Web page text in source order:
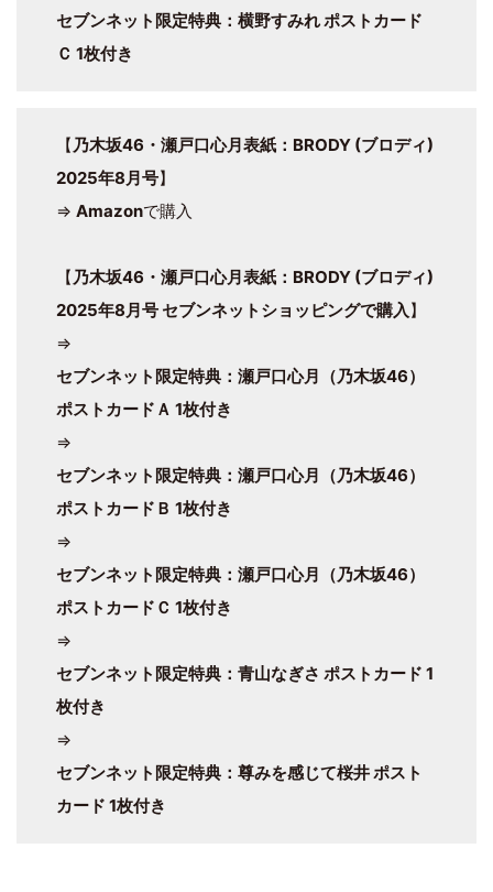
セブンネット限定特典：横野すみれ ポストカード
Ｃ 1枚付き
【乃木坂46・瀬戸口心月表紙：BRODY (ブロディ)
2025年8月号】
⇒ Amazonで購入
【乃木坂46・瀬戸口心月表紙：BRODY (ブロディ)
2025年8月号 セブンネットショッピングで購入】
⇒
セブンネット限定特典：瀬戸口心月（乃木坂46）
ポストカードＡ 1枚付き
⇒
セブンネット限定特典：瀬戸口心月（乃木坂46）
ポストカードＢ 1枚付き
⇒
セブンネット限定特典：瀬戸口心月（乃木坂46）
ポストカードＣ 1枚付き
⇒
セブンネット限定特典：青山なぎさ ポストカード 1
枚付き
⇒
セブンネット限定特典：尊みを感じて桜井 ポスト
カード 1枚付き